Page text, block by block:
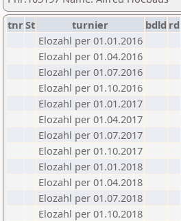
tnrSt turnier bdld rd
Elozahl per 01.01.2016
Elozahl per 01.04.2016
Elozahl per 01.07.2016
Elozahl per 01.10.2016
Elozahl per 01.01.2017
Elozahl per 01.04.2017
Elozahl per 01.07.2017
Elozahl per 01.10.2017
Elozahl per 01.01.2018
Elozahl per 01.04.2018
Elozahl per 01.07.2018
Elozahl per 01.10.2018